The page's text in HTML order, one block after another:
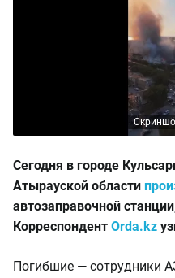
Сегодня в городе
Атырауской области
автозаправочной
Корреспондент Orda.kz
Погибшие — сотрудники